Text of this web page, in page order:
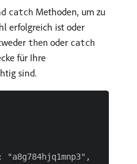
catch Methoden, um zu
erfolgreich ist oder
then oder catch
für Ihre
sind.
"a8g784hjq1mnp3",